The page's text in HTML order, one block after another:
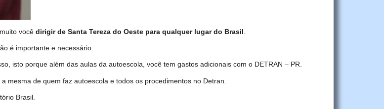
você dirigir de Santa Tereza do Oeste para qualquer lugar do Brasil
é importante e necessário.
isto porque além das aulas da autoescola, você tem gastos adicionais com o DETRAN – PR.
a mesma de quem faz autoescola e todos os procedimentos no Detran.
Brasil.